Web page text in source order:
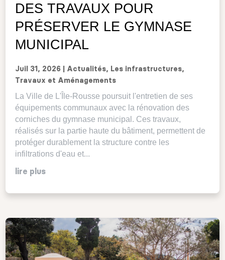
DES TRAVAUX POUR
PRÉSERVER LE GYMNASE
MUNICIPAL
Juil 31, 2026 Actualités, Les infrastructures,
Travaux et Aménagements
La Ville de L'Île-Rousse poursuit l'entretien de ses
équipements communaux avec la rénovation des
corniches du gymnase municipal. Ces travaux,
réalisés sur la partie haute du bâtiment, permettent de
protéger durablement la structure contre les
infiltrations d'eau et...
lire plus